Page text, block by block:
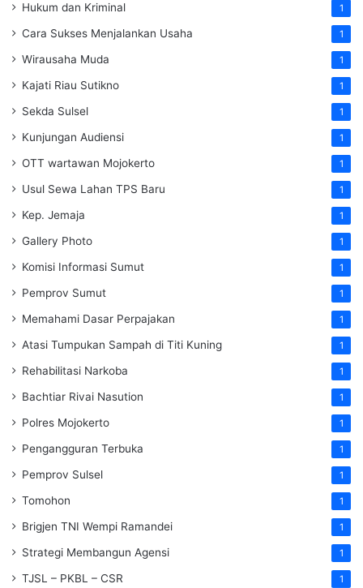
Hukum dan Kriminal 1
Cara Sukses Menjalankan Usaha 1
Wirausaha Muda 1
Kajati Riau Sutikno 1
Sekda Sulsel 1
Kunjungan Audiensi 1
OTT wartawan Mojokerto 1
Usul Sewa Lahan TPS Baru 1
Kep. Jemaja 1
Gallery Photo 1
Komisi Informasi Sumut 1
Pemprov Sumut 1
Memahami Dasar Perpajakan 1
Atasi Tumpukan Sampah di Titi Kuning 1
Rehabilitasi Narkoba 1
Bachtiar Rivai Nasution 1
Polres Mojokerto 1
Pengangguran Terbuka 1
Pemprov Sulsel 1
Tomohon 1
Brigjen TNI Wempi Ramandei 1
Strategi Membangun Agensi 1
TJSL – PKBL – CSR 1